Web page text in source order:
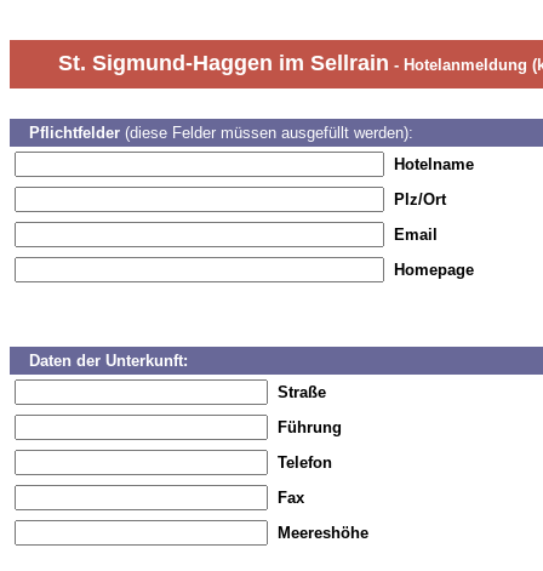
St. Sigmund-Haggen im Sellrain - Hotelanmeldung
Pflichtfelder (diese Felder müssen ausgefüllt werden):
Hotelname
Plz/Ort
Email
Homepage
Daten der Unterkunft:
Straße
Führung
Telefon
Fax
Meereshöhe